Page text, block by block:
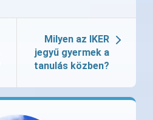
Milyen az IKER
jegyű gyermek a
tanulás közben?